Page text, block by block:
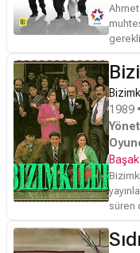
1989
süren